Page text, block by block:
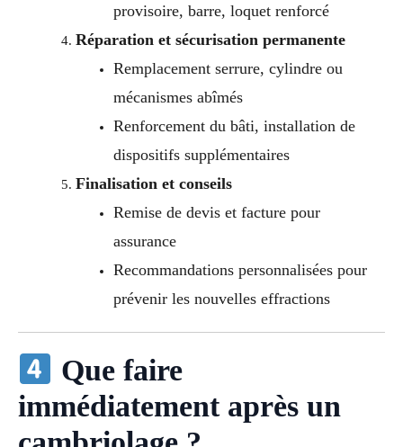
provisoire, barre, loquet renforcé
Réparation et sécurisation permanente
Remplacement serrure, cylindre ou
mécanismes abîmés
Renforcement du bâti, installation de
dispositifs supplémentaires
Finalisation et conseils
Remise de devis et facture pour
assurance
Recommandations personnalisées pour
prévenir les nouvelles effractions
Que faire
immédiatement après un